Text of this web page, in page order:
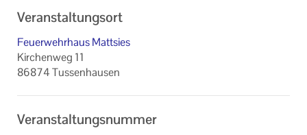
Veranstaltungsort
Feuerwehrhaus Mattsies
Kirchenweg 11
86874 Tussenhausen
Veranstaltungsnummer